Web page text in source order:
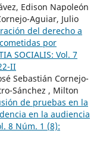
Edison Napoleón
Aguiar, Julio
del derecho a
por
SOCIALIS: Vol. 7
II
Sebastián Cornejo-
Sánchez , Milton
de pruebas en la
en la audiencia
8 Núm. 1 (8):